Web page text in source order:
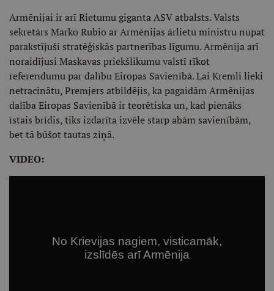
Armēnijai ir arī Rietumu giganta ASV atbalsts. Valsts
sekretārs Marko Rubio ar Armēnijas ārlietu ministru nupat
parakstījuši stratēģiskās partnerības līgumu. Armēnija arī
noraidījusi Maskavas priekšlikumu valstī rīkot
referendumu par dalību Eiropas Savienībā. Lai Kremli lieki
netracinātu, Premjers atbildējis, ka pagaidām Armēnijas
dalība Eiropas Savienībā ir teorētiska un, kad pienāks
īstais brīdis, tiks izdarīta izvēle starp abām savienībām,
bet tā būšot tautas ziņā.
VIDEO: